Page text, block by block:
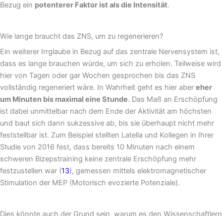
Bezug ein potenterer Faktor ist als die Intensität.
Wie lange braucht das ZNS, um zu regenerieren?
Ein weiterer Irrglaube in Bezug auf das zentrale Nervensystem ist,
dass es lange brauchen würde, um sich zu erholen. Teilweise wird
hier von Tagen oder gar Wochen gesprochen bis das ZNS
vollständig regeneriert wäre. In Wahrheit geht es hier aber eher
um Minuten bis maximal eine Stunde. Das Maß an Erschöpfung
ist dabei unmittelbar nach dem Ende der Aktivität am höchsten
und baut sich dann sukzessive ab, bis sie überhaupt nicht mehr
feststellbar ist. Zum Beispiel stellten Latella und Kollegen in Ihrer
Studie von 2016 fest, dass bereits 10 Minuten nach einem
schweren Bizepstraining keine zentrale Erschöpfung mehr
festzustellen war (13), gemessen mittels elektromagnetischer
Stimulation der MEP (Motorisch evozierte Potenziale).
Dies könnte auch der Grund sein, warum es den Wissenschaftlern